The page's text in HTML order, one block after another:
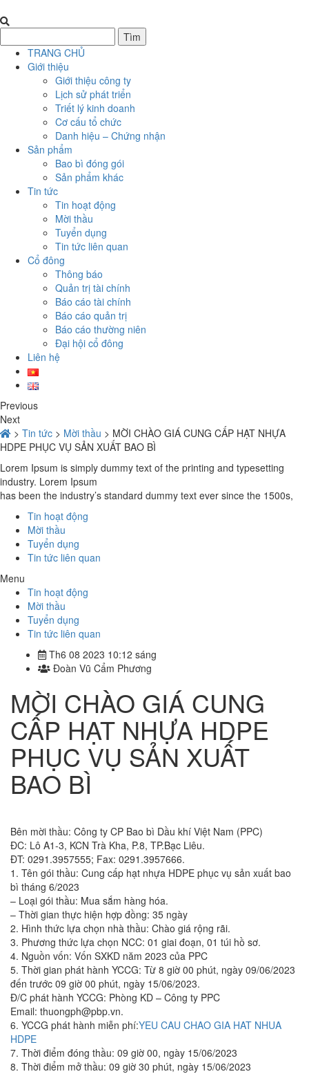
TRANG CHỦ
Giới thiệu
Giới thiệu công ty
Lịch sử phát triển
Triết lý kinh doanh
Cơ cấu tổ chức
Danh hiệu – Chứng nhận
Sản phẩm
Bao bì đóng gói
Sản phẩm khác
Tin tức
Tin hoạt động
Mời thầu
Tuyển dụng
Tin tức liên quan
Cổ đông
Thông báo
Quản trị tài chính
Báo cáo tài chính
Báo cáo quản trị
Báo cáo thường niên
Đại hội cổ đông
Liên hệ
Previous
Next
> Tin tức > Mời thầu > MỜI CHÀO GIÁ CUNG CẤP HẠT NHỰA
HDPE PHỤC VỤ SẢN XUẤT BAO BÌ
Lorem Ipsum is simply dummy text of the printing and typesetting
industry. Lorem Ipsum
has been the industry’s standard dummy text ever since the 1500s,
Tin hoạt động
Mời thầu
Tuyển dụng
Tin tức liên quan
Menu
Tin hoạt động
Mời thầu
Tuyển dụng
Tin tức liên quan
Th6 08 2023 10:12 sáng
Đoàn Vũ Cẩm Phương
MỜI CHÀO GIÁ CUNG
CẤP HẠT NHỰA HDPE
PHỤC VỤ SẢN XUẤT
BAO BÌ
Bên mời thầu: Công ty CP Bao bì Dầu khí Việt Nam (PPC)
ĐC: Lô A1-3, KCN Trà Kha, P.8, TP.Bạc Liêu.
ĐT: 0291.3957555; Fax: 0291.3957666.
1. Tên gói thầu: Cung cấp hạt nhựa HDPE phục vụ sản xuất bao
bì tháng 6/2023
– Loại gói thầu: Mua sắm hàng hóa.
– Thời gian thực hiện hợp đồng: 35 ngày
2. Hình thức lựa chọn nhà thầu: Chào giá rộng rãi.
3. Phương thức lựa chọn NCC: 01 giai đoạn, 01 túi hồ sơ.
4. Nguồn vốn: Vốn SXKD năm 2023 của PPC
5. Thời gian phát hành YCCG: Từ 8 giờ 00 phút, ngày 09/06/2023
đến trước 09 giờ 00 phút, ngày 15/06/2023.
Đ/C phát hành YCCG: Phòng KD – Công ty PPC
Email: thuongph@pbp.vn.
6. YCCG phát hành miễn phí:YEU CAU CHAO GIA HAT NHUA
HDPE
7. Thời điểm đóng thầu: 09 giờ 00, ngày 15/06/2023
8. Thời điểm mở thầu: 09 giờ 30 phút, ngày 15/06/2023